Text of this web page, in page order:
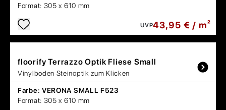
Format: 305 x 610 mm
UVP43,95 € / m²
floorify Terrazzo Optik Fliese Small
Vinylboden Steinoptik zum Klicken
Farbe: VERONA SMALL F523
Format: 305 x 610 mm